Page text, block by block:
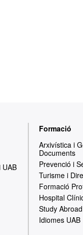
UAB
Formació
Arxivística i
Documents
Prevenció i
Turisme i
Formació
Hospital
Study Abroad
Idiomes UAB